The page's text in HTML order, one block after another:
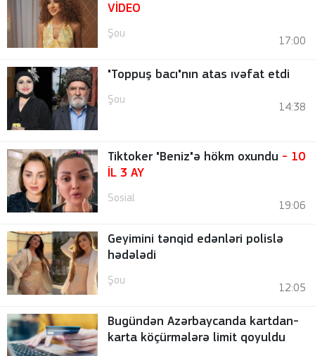
VİDEO
Şou
17:00
"Toppuş bacı"nın atas ıvəfat etdi
Şou
14:38
Tiktoker "Beniz"ə hökm oxundu - 10
İL 3 AY
Sosial
19:06
Geyimini tənqid edənləri polislə
hədələdi
Şou
12:05
Bugündən Azərbaycanda kartdan-
karta köçürmələrə limit qoyuldu